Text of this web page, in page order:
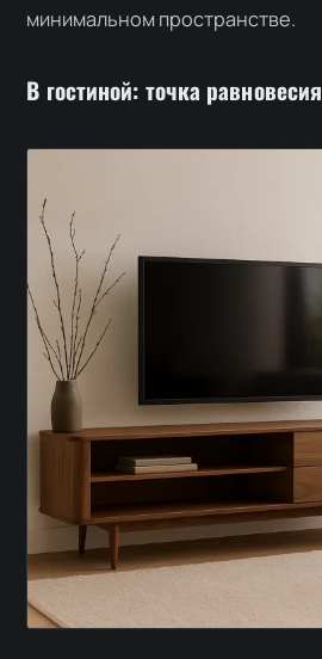
минимальном пространстве.
В гостиной: точка равновесия